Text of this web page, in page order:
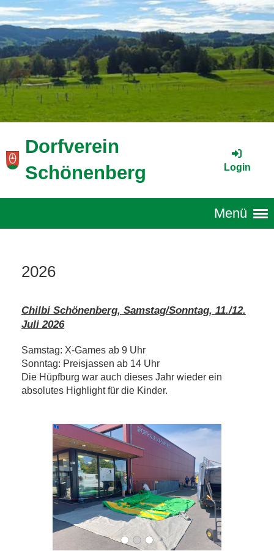
Dorfverein
Schönenberg
Login
Menü
2026
Chilbi Schönenberg, Samstag/Sonntag, 11./12.
Juli 2026
Samstag: X-Games ab 9 Uhr
Sonntag: Preisjassen ab 14 Uhr
Die Hüpfburg war auch dieses Jahr wieder ein
absolutes Highlight für die Kinder.